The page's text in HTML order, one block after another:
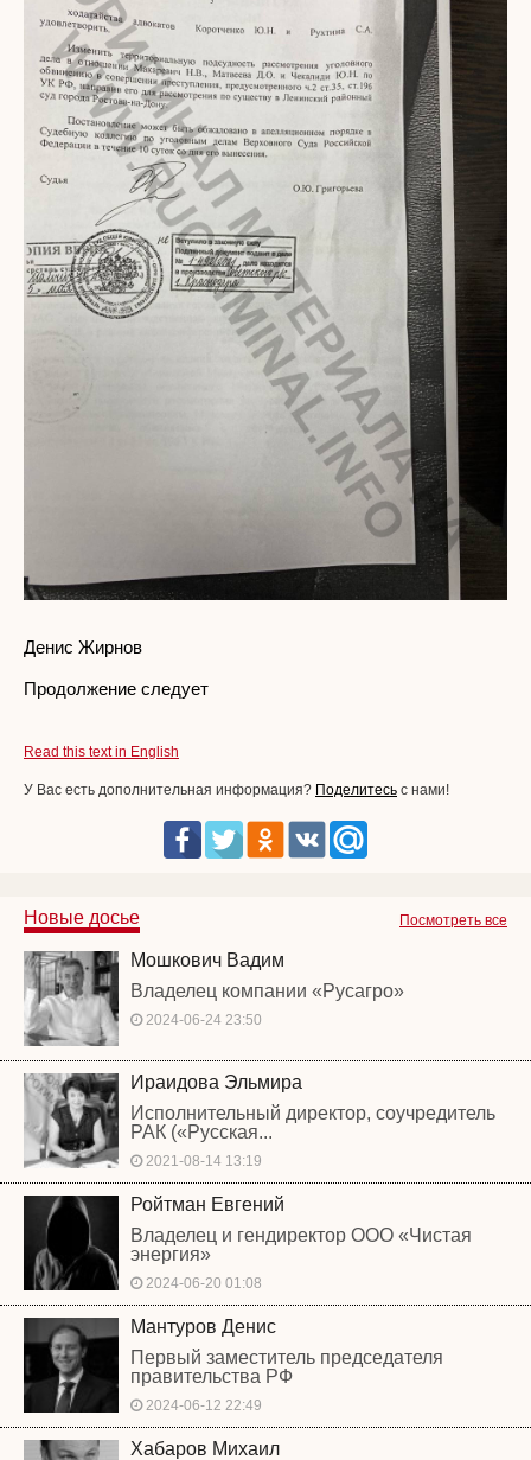
Денис Жирнов
Продолжение следует
Read this text in English
У Вас есть дополнительная информация? Поделитесь с нами!
Посмотреть все
Новые досье
Мошкович Вадим
Владелец компании «Русагро»
2024-06-24 23:50
Ираидова Эльмира
Исполнительный директор, соучредитель
РАК («Русская...
2021-08-14 13:19
Ройтман Евгений
Владелец и гендиректор ООО «Чистая
энергия»
2024-06-20 01:08
Мантуров Денис
Первый заместитель председателя
правительства РФ
2024-06-12 22:49
Хабаров Михаил